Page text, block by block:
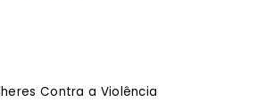
Contra a Violência